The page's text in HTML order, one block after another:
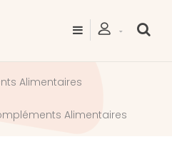
Alimentaires
Alimentaires